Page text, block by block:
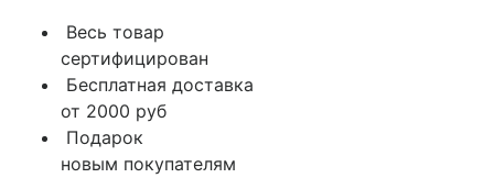
Весь товар
сертифицирован
Бесплатная доставка
от 2000 руб
Подарок
новым покупателям